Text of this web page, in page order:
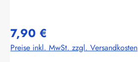
7,90 €
Preise inkl. MwSt. zzgl. Versandkosten